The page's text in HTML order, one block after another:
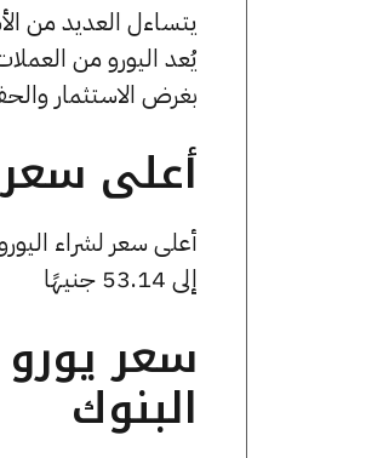
يُعد اليورو من
بغرض الاستثمار
أعلى سعر
إلى 53.14 جنيهًا
سعر
البنوك